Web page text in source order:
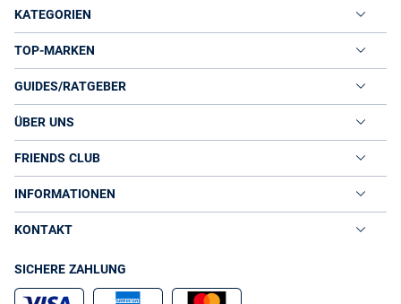
KATEGORIEN
TOP-MARKEN
GUIDES/RATGEBER
ÜBER UNS
FRIENDS CLUB
INFORMATIONEN
KONTAKT
SICHERE ZAHLUNG